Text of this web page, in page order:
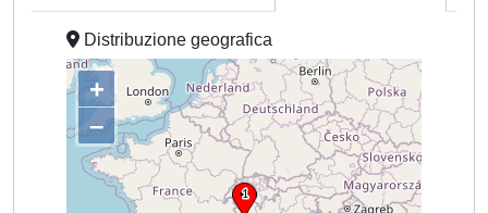
Distribuzione geografica
+
–